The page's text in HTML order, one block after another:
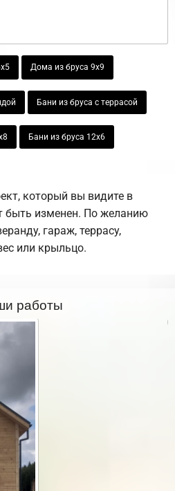
Дома из бруса 9х9
Бани из бруса с террасой
Бани из бруса 12х6
который вы видите в
быть изменен. По желанию
гараж, террасу,
или крыльцо.
работы